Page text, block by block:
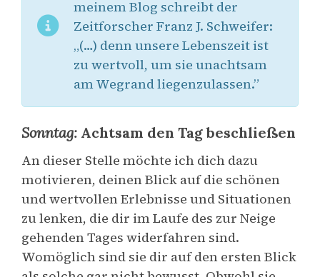
meinem Blog schreibt der
Zeitforscher Franz J. Schweifer:
„(…) denn unsere Lebenszeit ist
zu wertvoll, um sie unachtsam
am Wegrand liegenzulassen.”
Sonntag: Achtsam den Tag beschließen
An dieser Stelle möchte ich dich dazu
motivieren, deinen Blick auf die schönen
und wertvollen Erlebnisse und Situationen
zu lenken, die dir im Laufe des zur Neige
gehenden Tages widerfahren sind.
Womöglich sind sie dir auf den ersten Blick